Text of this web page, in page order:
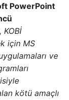
PowerPoint
için MS
ve
kötü amaçlı